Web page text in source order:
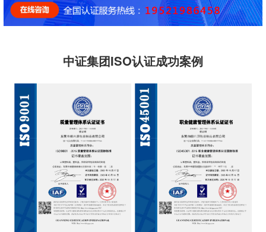
中证集团ISO认证成功案例